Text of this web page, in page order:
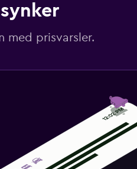
med prisvarsler.